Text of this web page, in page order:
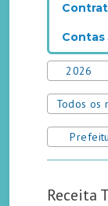
Contas
2026
Todos os
Receita